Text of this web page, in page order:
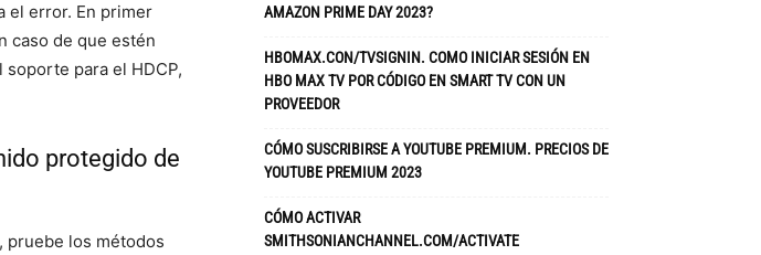
el error. En primer
caso de que estén
para el HDCP,
protegido de
pruebe los métodos
AMAZON PRIME DAY 2023?
HBOMAX.CON/TVSIGNIN. COMO INICIAR SESIÓN EN
HBO MAX TV POR CÓDIGO EN SMART TV CON UN
PROVEEDOR
CÓMO SUSCRIBIRSE A YOUTUBE PREMIUM. PRECIOS DE
YOUTUBE PREMIUM 2023
CÓMO ACTIVAR
SMITHSONIANCHANNEL.COM/ACTIVATE